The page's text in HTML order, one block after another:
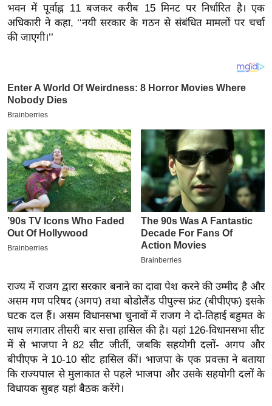
रा
य
ब
खे
ल
क्रि
के
ट
I
P
L
2
क्रा
इ
म
ई
-
पे
प
भवन में पूर्वाह्न 11 बजकर करीब 15 मिनट पर निर्धारित है। एक
अधिकारी ने कहा, ‘‘नयी सरकार के गठन से संबंधित मामलों पर चर्चा
की जाएगी।’’
राज्य में राजग द्वारा सरकार बनाने का दावा पेश करने की उम्मीद है और
असम गण परिषद (अगप) तथा बोडोलैंड पीपुल्स फ्रंट (बीपीएफ) इसके
घटक दल हैं। असम विधानसभा चुनावों में राजग ने दो-तिहाई बहुमत के
साथ लगातार तीसरी बार सत्ता हासिल की है। यहां ​​126-विधानसभा सीट
में से भाजपा ने 82 सीट जीतीं, जबकि सहयोगी दलों- अगप और
बीपीएफ ने 10-10 सीट हासिल कीं। भाजपा के एक प्रवक्ता ने बताया
कि राज्यपाल से मुलाकात से पहले भाजपा और उसके सहयोगी दलों के
विधायक सुबह यहां बैठक करेंगे।